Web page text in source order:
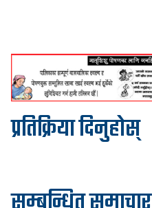
प्रतिक्रिया दिनुहोस्